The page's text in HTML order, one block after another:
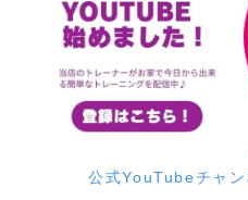
公式YouTubeチャン